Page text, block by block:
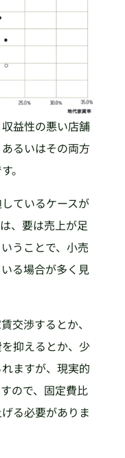
益性の悪い店舗
るいはその両方
。
ているケースが
、要は売上が足
うことで、小売
る場合が多く見
交渉するとか、
抑えるとか、少
ますが、現実的
ので、固定費比
る必要がありま